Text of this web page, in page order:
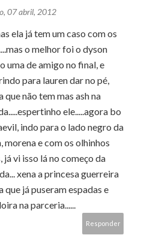
07 abril, 2012
ela já tem um caso com os
o melhor foi o dyson
uma de amigo no final, e
para lauren dar no pé,
que não tem mas ash na
ele.....agora bo
indo para o lado negro da
morena e com os olhinhos
já vi isso lá no começo da
xena a princesa guerreira
que já puseram espadas e
na parceria......
Responder